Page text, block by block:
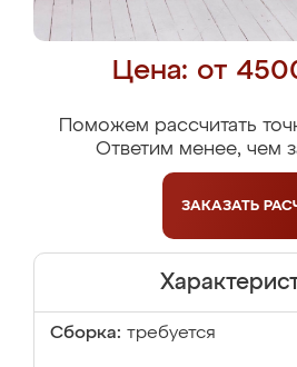
Цена: от
Поможем рассчитать
Ответим менее, чем
ЗАКАЗАТЬ
Сборка: требуется